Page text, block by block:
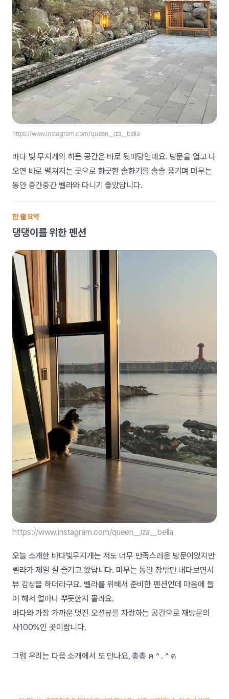
https://www.instagram.com/queen__iza__bella
바다 빛 무지개의 히든 공간은 바로 뒷마당인데요. 방문을 열고 나
오면 바로 펼쳐지는 곳으로 향긋한 솔향기를 솔솔 풍기며 머무는
동안 중간중간 벨라와 다니기 좋았답니다.
한 줄 요약
댕댕이를 위한 펜션
https://www.instagram.com/queen__iza__bella
오늘 소개한 바다빛무지개는 저도 너무 만족스러운 방문이었지만
벨라가 제일 잘 즐기고 왔답니다. 머무는 동안 창밖만 내다보면서
뷰 감상을 하더라구요. 벨라를 위해서 준비한 펜션인데 마음에 들
어 해서 얼마나 뿌듯한지 몰라요.
바다와 가장 가까운 멋진 오션뷰를 자랑하는 공간으로 재방문의
사100%인 곳이랍니다.
그럼 우리는 다음 소개에서 또 만나요, 총총 ฅ ^ . ^ ฅ